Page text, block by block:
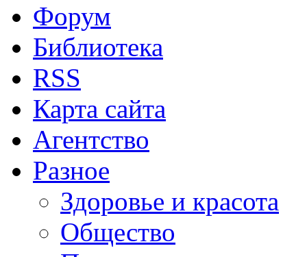
Форум
Библиотека
RSS
Карта сайта
Агентство
Разное
Здоровье и красота
Общество